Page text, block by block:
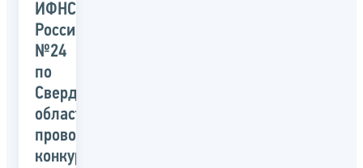
ИФНС
России
№24
по
Свердловской
области
проводит
конкурс